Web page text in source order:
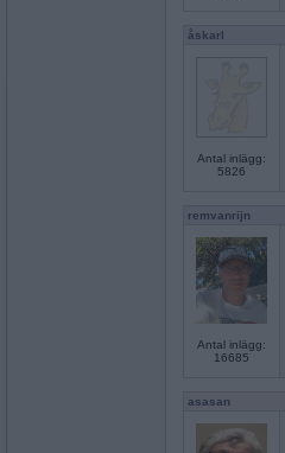
åskarl
Antal inlägg:
5826
remvanrijn
Antal inlägg:
16685
asasan